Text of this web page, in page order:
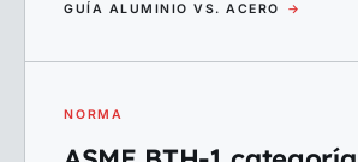
GUÍA ALUMINIO VS. ACERO →
NORMA